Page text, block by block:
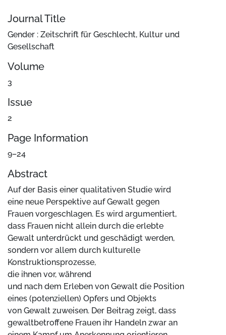
Journal Title
Gender : Zeitschrift für Geschlecht, Kultur und
Gesellschaft
Volume
3
Issue
2
Page Information
9–24
Abstract
Auf der Basis einer qualitativen Studie wird
eine neue Perspektive auf Gewalt gegen
Frauen vorgeschlagen. Es wird argumentiert,
dass Frauen nicht allein durch die erlebte
Gewalt unterdrückt und geschädigt werden,
sondern vor allem durch kulturelle
Konstruktionsprozesse,
die ihnen vor, während
und nach dem Erleben von Gewalt die Position
eines (potenziellen) Opfers und Objekts
von Gewalt zuweisen. Der Beitrag zeigt, dass
gewaltbetroffene Frauen ihr Handeln zwar an